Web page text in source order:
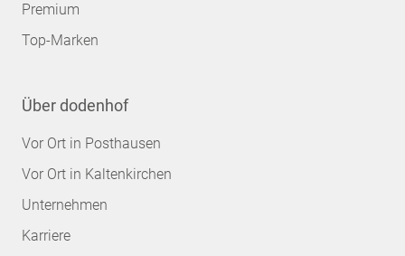
Premium
Top-Marken
Über dodenhof
Vor Ort in Posthausen
Vor Ort in Kaltenkirchen
Unternehmen
Karriere